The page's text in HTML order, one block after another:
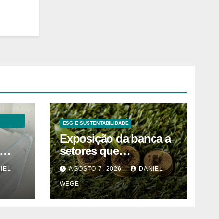
do
ESG E SUSTENTABILIDADE
Exposição da banca a
setores que
contribuem para as
alterações climáticas
mantém-se nos 62%
AGOSTO 7, 2026 DANIEL
WEGE